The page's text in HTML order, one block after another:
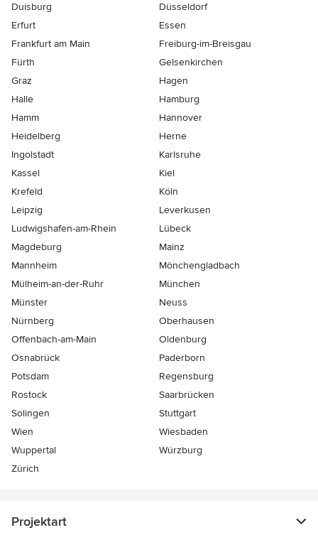
Duisburg
Düsseldorf
Erfurt
Essen
Frankfurt am Main
Freiburg-im-Breisgau
Fürth
Gelsenkirchen
Graz
Hagen
Halle
Hamburg
Hamm
Hannover
Heidelberg
Herne
Ingolstadt
Karlsruhe
Kassel
Kiel
Krefeld
Köln
Leipzig
Leverkusen
Ludwigshafen-am-Rhein
Lübeck
Magdeburg
Mainz
Mannheim
Mönchen­gladbach
Mülheim-an-der-Ruhr
München
Münster
Neuss
Nürnberg
Oberhausen
Offenbach-am-Main
Oldenburg
Osnabrück
Paderborn
Potsdam
Regensburg
Rostock
Saarbrücken
Solingen
Stuttgart
Wien
Wiesbaden
Wuppertal
Würzburg
Zürich
Projektart